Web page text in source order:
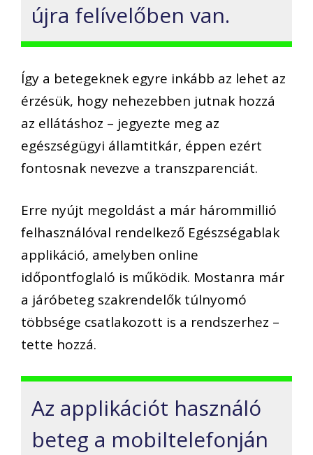
újra felívelőben van.
Így a betegeknek egyre inkább az lehet az
érzésük, hogy nehezebben jutnak hozzá
az ellátáshoz – jegyezte meg az
egészségügyi államtitkár, éppen ezért
fontosnak nevezve a transzparenciát.
Erre nyújt megoldást a már hárommillió
felhasználóval rendelkező Egészségablak
applikáció, amelyben online
időpontfoglaló is működik. Mostanra már
a járóbeteg szakrendelők túlnyomó
többsége csatlakozott is a rendszerhez –
tette hozzá.
Az applikációt használó
beteg a mobiltelefonján